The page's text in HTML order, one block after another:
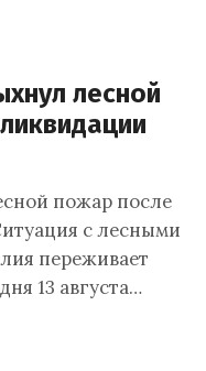
лесной
пожар после
с лесными
переживает
13 августа…